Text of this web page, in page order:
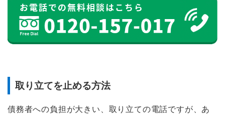
取り立てを止める方法
債務者への負担が大きい、取り立ての電話ですが、あ